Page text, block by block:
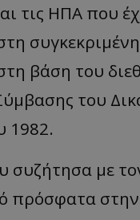
τις ΗΠΑ που
βάση του
του
1982.
συζήτησα με
πρόσφατα